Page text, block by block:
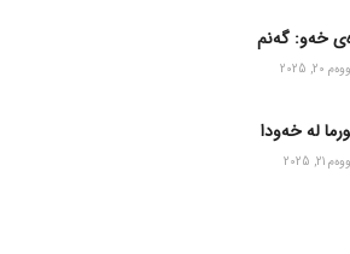
خەو: گەنم
2025
لە خەودا
2025